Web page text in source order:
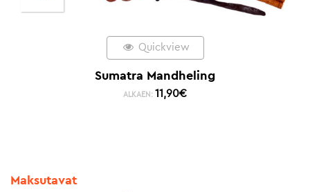
Quickview
Sumatra Mandheling
ALKAEN: 11,90€
Maksutavat